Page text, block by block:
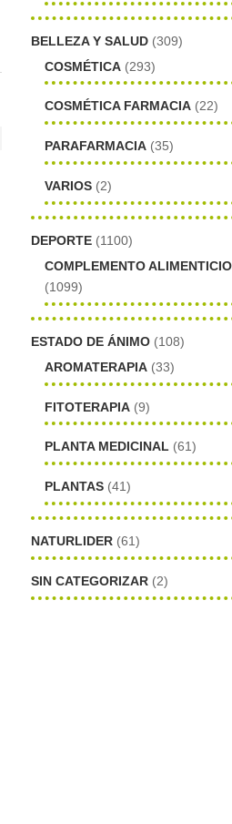
BELLEZA Y SALUD (309)
COSMÉTICA (293)
COSMÉTICA FARMACIA (22)
PARAFARMACIA (35)
VARIOS (2)
DEPORTE (1100)
COMPLEMENTO ALIMENTICIO
(1099)
ESTADO DE ÁNIMO (108)
AROMATERAPIA (33)
FITOTERAPIA (9)
PLANTA MEDICINAL (61)
PLANTAS (41)
NATURLIDER (61)
SIN CATEGORIZAR (2)